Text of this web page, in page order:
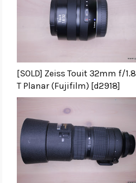
[SOLD] Zeiss Touit 32mm f/1.8
T Planar (Fujifilm) [d2918]